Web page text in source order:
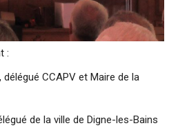
:
, délégué CCAPV et Maire de la
de la ville de Digne-les-Bains